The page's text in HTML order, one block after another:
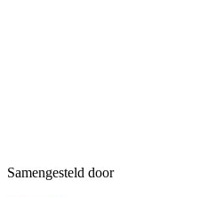
Samengesteld door